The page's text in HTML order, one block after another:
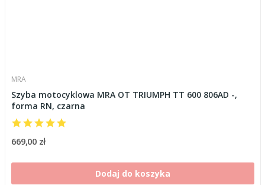
MRA
Szyba motocyklowa MRA OT TRIUMPH TT 600 806AD -,
forma RN, czarna
669,00 zł
Dodaj do koszyka